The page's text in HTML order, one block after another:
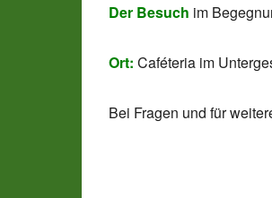
Der Besuch im
Ort: Caféteria im
Bei Fragen und für